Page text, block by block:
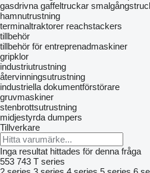
gasdrivna gaffeltruckar
hamnutrustning
terminaltraktorer reachstackers
tillbehör
tillbehör för entreprenadmaskiner
gripklor
industriutrustning
återvinningsutrustning
industriella dokumentförstörare
gruvmaskiner
stenbrottsutrustning
midjestyrda dumpers
Tillverkare
Inga resultat hittades för denna fråga
553 743 T series